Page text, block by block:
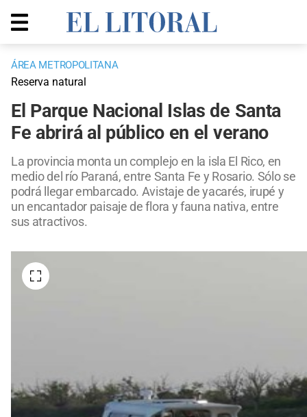
ÁREA METROPOLITANA
Reserva natural
El Parque Nacional Islas de Santa
Fe abrirá al público en el verano
La provincia monta un complejo en la isla El Rico, en
medio del río Paraná, entre Santa Fe y Rosario. Sólo se
podrá llegar embarcado. Avistaje de yacarés, irupé y
un encantador paisaje de flora y fauna nativa, entre
sus atractivos.